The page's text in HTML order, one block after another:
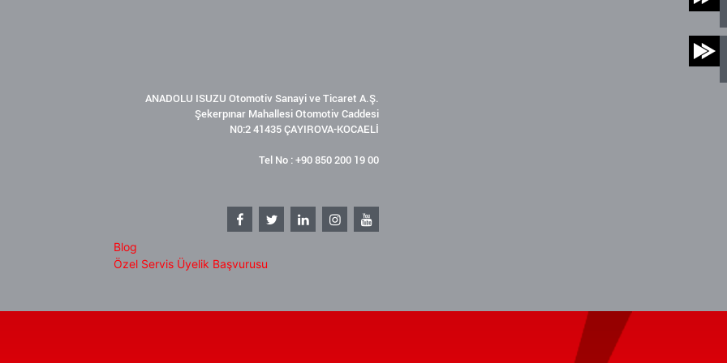
ANADOLU ISUZU Otomotiv Sanayi ve Ticaret A.Ş.
Şekerpınar Mahallesi Otomotiv Caddesi
N0:2 41435 ÇAYIROVA-KOCAELİ
Tel No : +90 850 200 19 00
Blog
Özel Servis Üyelik Başvurusu